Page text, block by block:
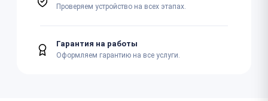
Проверяем устройство на всех этапах.
Гарантия на работы
Оформляем гарантию на все услуги.